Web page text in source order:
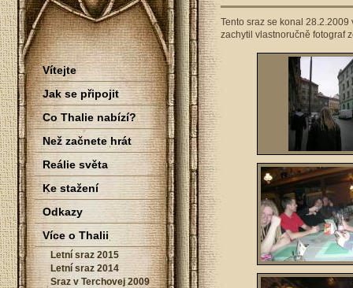
Tento sraz se konal
zachytil vlastnoručně fotograf
Vítejte
Jak se připojit
Co Thalie nabízí?
Než začnete hrát
Reálie světa
Ke stažení
Odkazy
Více o Thalii
Letní sraz 2015
Letní sraz 2014
Sraz v Terchovej 2009